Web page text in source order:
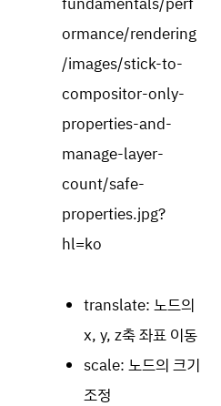
translate: 노드의
x, y, z축 좌표 이동
scale: 노드의 크기
조정